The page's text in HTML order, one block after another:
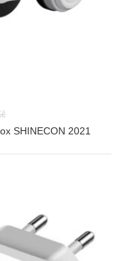
SHINECON 2021